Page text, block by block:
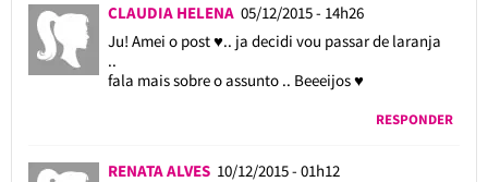
CLAUDIA HELENA 05/12/2015 - 14h26
Ju! Amei o post ♥.. ja decidi vou passar de laranja
..
fala mais sobre o assunto .. Beeeijos ♥
RESPONDER
RENATA ALVES 10/12/2015 - 01h12